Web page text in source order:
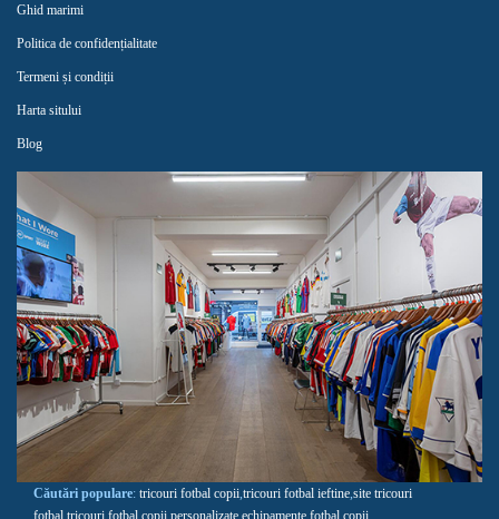
Ghid marimi
Politica de confidențialitate
Termeni și condiții
Harta sitului
Blog
Căutări populare: tricouri fotbal copii tricouri fotbal ieftine site tricouri
fotbal tricouri fotbal copii personalizate echipamente fotbal copii